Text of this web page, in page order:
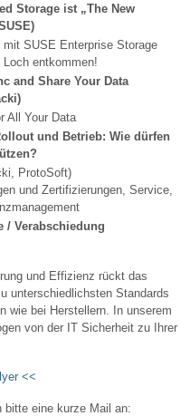
Storage ist „The New
mit SUSE Enterprise Storage
entkommen!
and Share Your Data
All Your Data
und Betrieb: Wie dürfen
ProtoSoft)
und Zertifizierungen, Service,
/ Verabschiedung
und Effizienz rückt das
unterschiedlichsten Standards
wie bei Herstellern. In unserem
von der IT Sicherheit zu Ihrer
<<
bitte eine kurze Mail an: